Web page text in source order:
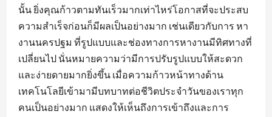
นั้น ยิ่งคุณก้าวตามทันเร็วมากเท่าไหร่โอกาสที่จะประสบ
ความสำเร็จก่อนก็มีผลเป็นอย่างมาก เช่นเดียวกับการ หา
งานนครปฐม ที่รูปแบบและช่องทางการหางานมีทิศทางที่
เปลี่ยนไป นั่นหมายความว่ามีการปรับรูปแบบให้สะดวก
และง่ายดายมากยิ่งขึ้น เมื่อความก้าวหน้าทางด้าน
เทคโนโลยีเข้ามามีบทบาทต่อชีวิตประจำวันของเราทุก
คนเป็นอย่างมาก แสดงให้เห็นถึงการเข้าถึงและการ